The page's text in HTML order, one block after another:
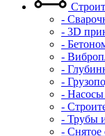
-
- 3D
-
-
-
-
- Насосы
-
- Трубы
- Снятое